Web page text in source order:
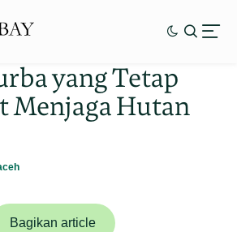
yang Tetap
Menjaga Hutan
Bagikan article